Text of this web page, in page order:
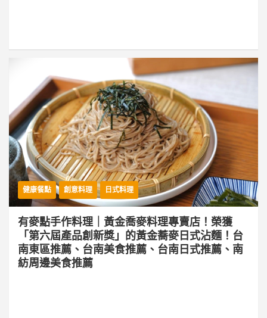
健康餐點 創意料理 日式料理
有麥點手作料理｜黃金喬麥料理專賣店！榮獲
「第六屆產品創新獎」的黃金蕎麥日式沾麵！台
南東區推薦、台南美食推薦、台南日式推薦、南
紡周邊美食推薦